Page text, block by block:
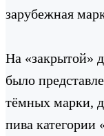
зарубежная
На «закрытой»
было
тёмных марки,
пива категории